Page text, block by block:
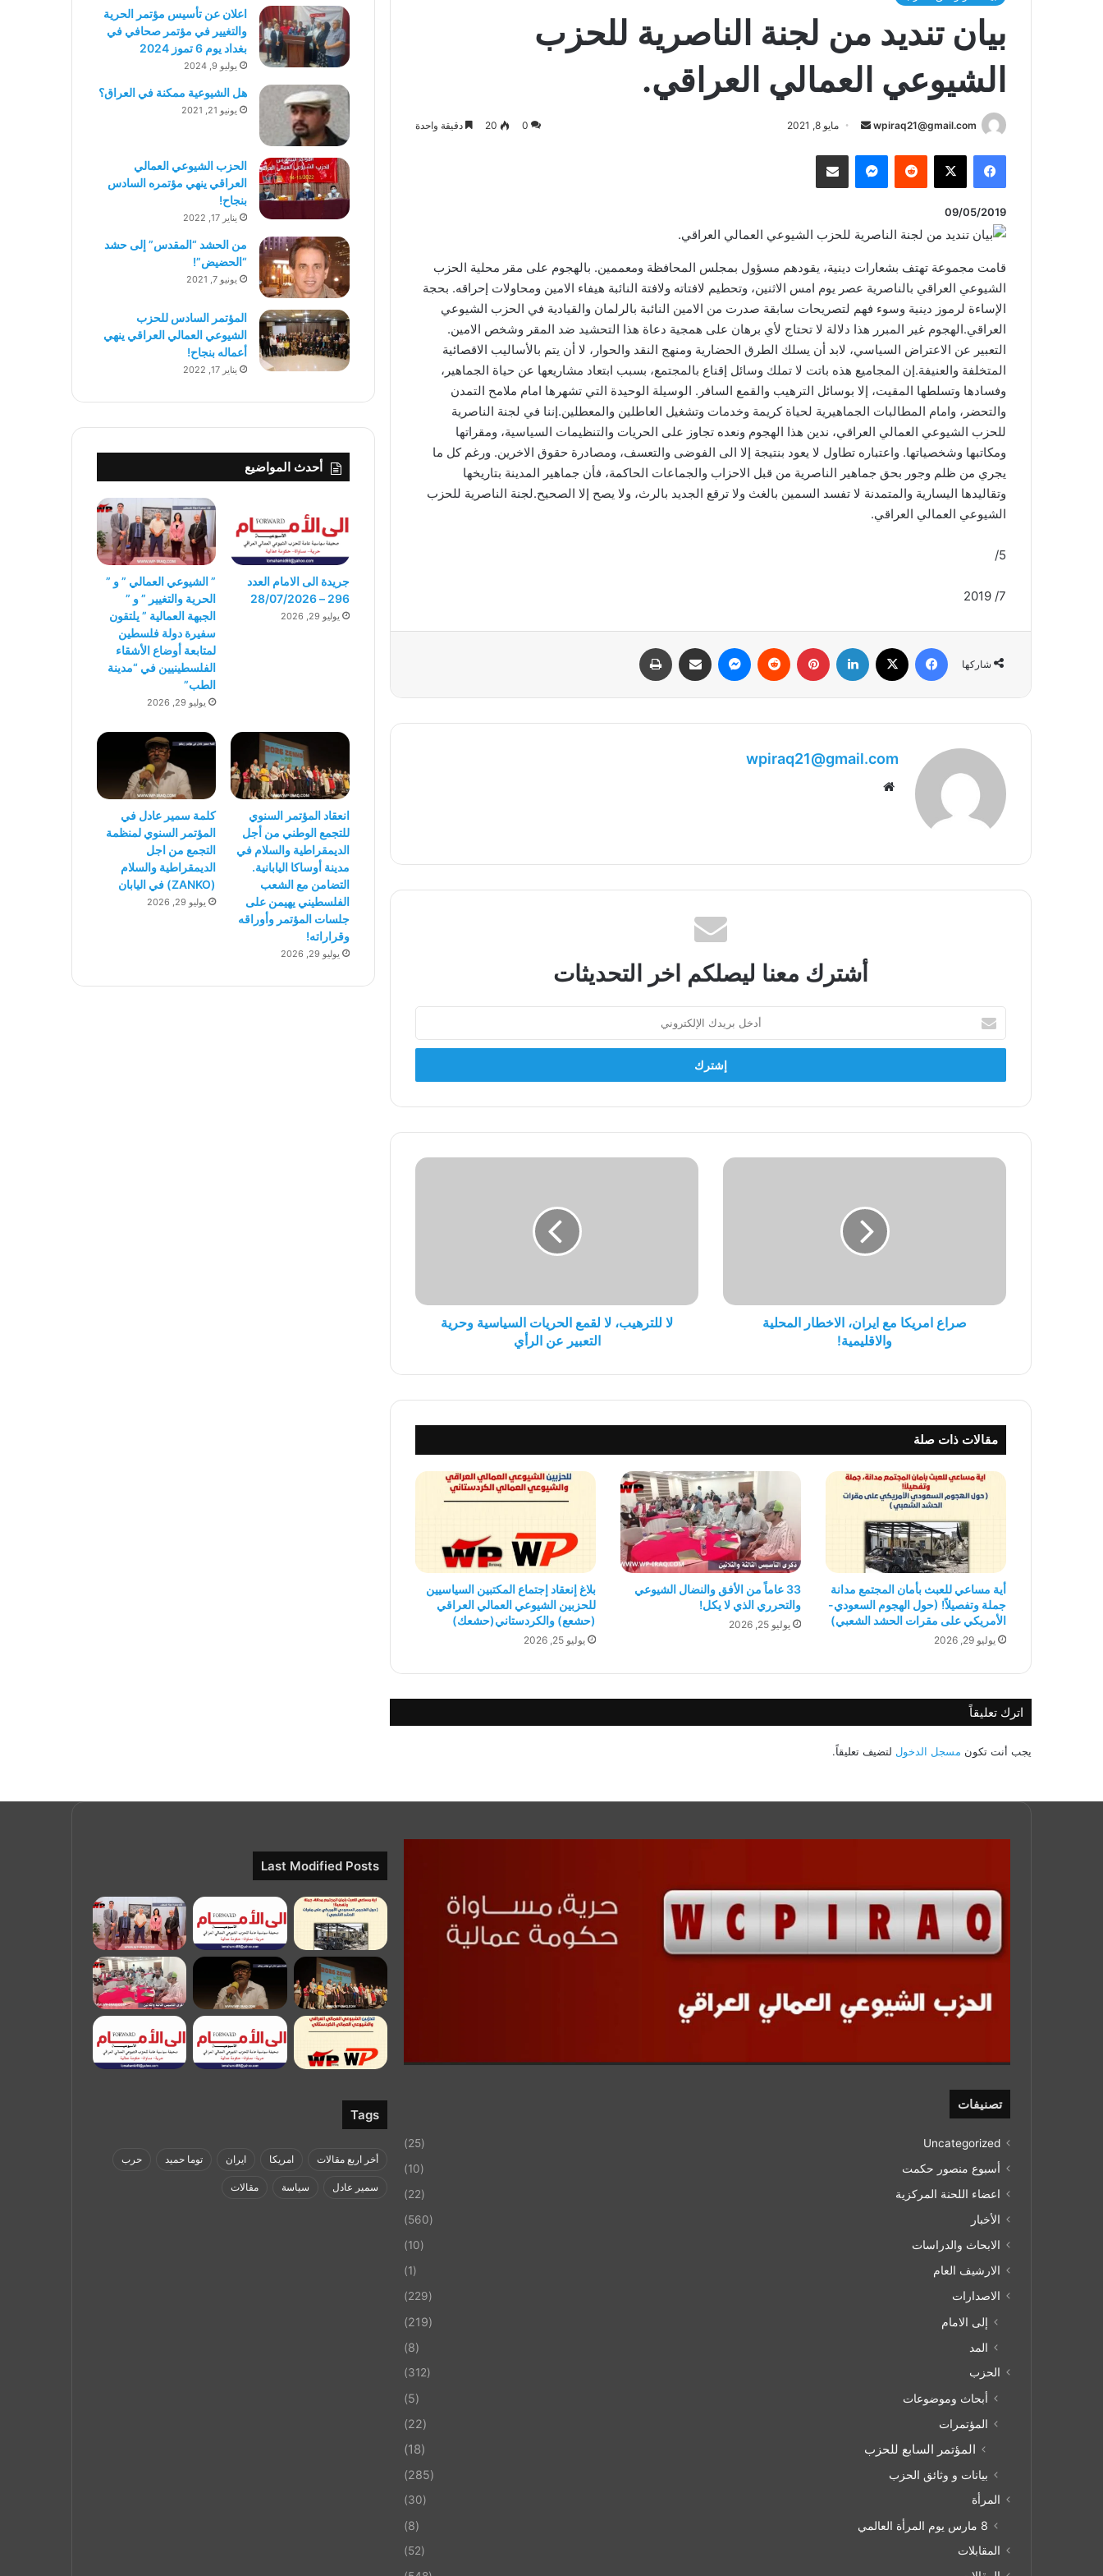
بيان تنديد من لجنة الناصرية للحزب
الشيوعي العمالي العراقي.
wpiraq21@gmail.com
أرسل
إلكترونيا
مايو 8, 2021 0
20 دقيقة واحدة
فيسبوك ‫X ماسنجر مشاركة عبر البريد
09/05/2019
قامت مجموعة تهتف بشعارات دينية، يقودهم مسؤول بمجلس المحافظة ومعممين. بالهجوم على مقر محلية الحزب
الشيوعي العراقي بالناصرية عصر يوم امس الاثنين، وتحطيم لافتاته ولافتة النائبة هيفاء الامين ومحاولات إحراقه. بحجة
الإساءة لرموز دينية وسوء فهم لتصريحات سابقة صدرت من الامين النائبة بالرلمان والقيادية في الحزب الشيوعي
العراقي.الهجوم غير المبرر هذا دلالة لا تحتاج لأي برهان على همجية دعاة هذا التحشيد ضد المقر وشخص الامين.
التعبير عن الاعتراض السياسي، لابد أن يسلك الطرق الحضارية ومنهج النقد والحوار، لا أن يتم بالأساليب الاقصائية
المتخلفة والعنيفة.إن المجاميع هذه باتت لا تملك وسائل إقناع بالمجتمع، بسبب ابتعاد مشاريعها عن حياة الجماهير،
وفسادها وتسلطها المقيت، إلا بوسائل الترهيب والقمع السافر. الوسيلة الوحيدة التي تشهرها امام ملامح التمدن
والتحضر، وامام المطالبات الجماهيرية لحياة كريمة وخدمات وتشغيل العاطلين والمعطلين.إننا في لجنة الناصرية
للحزب الشيوعي العمالي العراقي، ندين هذا الهجوم ونعده تجاوز على الحريات والتنظيمات السياسية، ومقراتها
ومكاتبها وشخصياتها. واعتباره تطاول لا يعود بنتيجة إلا الى الفوضى والتعسف، ومصادرة حقوق الاخرين. ورغم كل ما
يجري من ظلم وجور بحق جماهير الناصرية من قبل الاحزاب والجماعات الحاكمة، فأن جماهير المدينة بتاريخها
وتقاليدها اليسارية والمتمدنة لا تفسد السمين بالغث ولا ترقع الجديد بالرث، ولا يصح إلا الصحيح.لجنة الناصرية للحزب
الشيوعي العمالي العراقي.
5/
7/ 2019
شاركها
فيسبوك لينكدإن بينتيريست ماسنجر مشاركة عبر البريد
wpiraq21@gmail.com
أشترك معنا ليصلكم اخر التحديثات
بريدك
الإلكتروني
صراع
صراع امريكا مع ايران، الاخطار المحلية
والاقليمية!
لا
عن
لا للترهيب، لا لقمع الحريات السياسية وحرية
التعبير عن الرأي
مقالات ذات صلة
أية مساعي للعبث بأمان المجتمع مدانة
جملة وتفصيلاً! (حول الهجوم السعودي-
الأمريكي على مقرات الحشد الشعبي)
يوليو 29, 2026
33 عاماً من الأفق والنضال الشيوعي
والتحرري الذي لا يكل!
يوليو 25, 2026
بلاغ إنعقاد إجتماع المكتبين السياسيين
للحزبين الشيوعي العمالي العراقي
(حشعع) والكردستاني(حشعك)
يوليو 25, 2026
اترك تعليقاً
يجب أنت تكون مسجل الدخول لتضيف تعليقاً.
اعلان عن تأسيس مؤتمر الحرية
والتغيير في مؤتمر صحافي في
بغداد يوم 6 تموز 2024
يوليو 9, 2024
هل الشيوعية ممكنة في العراق؟
يونيو 21, 2021
الحزب الشيوعي العمالي
العراقي ينهي مؤتمره السادس
بنجاح!
يناير 17, 2022
من الحشد “المقدس” إلى حشد
“الحضيض”!
يونيو 7, 2021
المؤتمر السادس للحزب
الشيوعي العمالي العراقي ينهي
أعماله بنجاح!
يناير 17, 2022
أحدث المواضيع
جريدة الى الامام العدد
296 – 28/07/2026
يوليو 29, 2026
” الشيوعي العمالي ” و ”
الحرية والتغيير ” و ”
الجبهة العمالية ” يلتقون
سفيرة دولة فلسطين
لمتابعة أوضاع الأشقاء
الفلسطينيين في “مدينة
الطب”
يوليو 29, 2026
انعقاد المؤتمر السنوي
للتجمع الوطني من أجل
الديمقراطية والسلام في
مدينة أوساكا اليابانية.
التضامن مع الشعب
الفلسطيني يهيمن على
جلسات المؤتمر وأوراقه
وقراراته!
يوليو 29, 2026
كلمة سمير عادل في
المؤتمر السنوي لمنظمة
التجمع من اجل
الديمقراطية والسلام
(ZANKO) في اليابان
يوليو 29, 2026
تصنيفات
Uncategorized
(25)
أسبوع منصور حكمت
(10)
اعضاء اللحنة المركزية
(22)
الأخبار
(560)
الابحاث والدراسات
(10)
الارشيف العام
(1)
الاصدارات
(229)
إلى الامام
(219)
المد
(8)
الحزب (312)
أبحاث وموضوعات
(5)
المؤتمرات
(22)
المؤتمر السابع للحزب (18)
بيانات و وثائق الحزب (285)
المرأة (30)
8 مارس يوم المرأة العالمي (8)
المقابلات
(52)
Last Modified Posts
Tags
أخر اربع مقالات امريكا ايران توما حميد حرب
سمير عادل سياسة مقالات